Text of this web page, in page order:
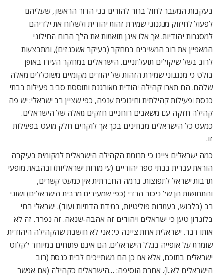
בעקבות המעבר לחול ברור להורים בני הדור הראשון, שעליהם
לפעול לחיזוק מנגנוני שמירת זהות יהודית ולשלוח את ילדיהם
למסגרות יהודיות. אך אלו אינן תואמות את הלך הרוח החילוני
המאפיין את רוב המשיבים במחקר (בעיקר אשכנזים), ומתבצעות
לרוב בשל שיקולים תועלתניים. הישראלים במחקר העידו באופן
בולט כי מנגנוני שמירת הזהות של יהודים מקומיים משוכללים מאלה
שלהם. הם תארו קהילה יהודית מאורגנת ותוססת סביב פעילות בבתי
כנסת ופעילות קהילתית וחינוכית ענפה, כפי שציין רב ישראלי: יש פה
קהילה חזקה עם משאבים רוחניים חזקים מאלה של הישראלים.
כמעט כל הישראלים מבחינים בכך אך לוקחים חלק מועט בפעילות
זו.
כמה ישראלים ציינו כי תרומת הקהילה הישראלית למקומית בעיקרה
הוראת עברית בבתי ספר יהודיים (עי מורות ישראליות) ובהבאת מופעי
תרבות ישראל לתפוצות. ברמה החברתית אין כמעט קשרים,
והתחושות הן של ניכור הדדי (כפי שמעידים מרבית הישראלים) ושוני
רב (בלבוש, בעמדות פוליטיות, במידת הדתיות ועוד). ישראלי החי
בלונדון טען כי ישראלים ויהודים זה אהבה-שנאה. זה נפרד. זה לא
אותו דבר. ישראלית אחת ציינה כי: אני לא חושבת שהקהילה היהודית
שומרת על אופייה בגלל הישראלים. הם אינם פתוחים במיוחד לקלוט
ישראלים בתוכם, אלא אם כן הם משתייכים לבית כנסת (רוב
הישראלים לא..!). אחרת הוסיפה: …הישראלים כקהילה (אם אפשר